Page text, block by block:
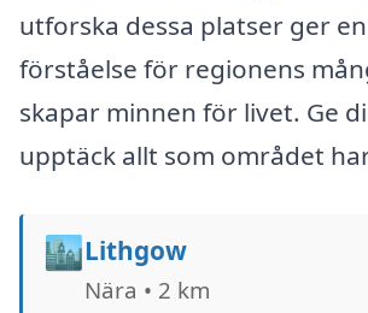
utforska dessa platser ger
förståelse för regionens
skapar minnen för livet. Ge
upptäck allt som området
🏙️Lithgow
Nära • 2 km